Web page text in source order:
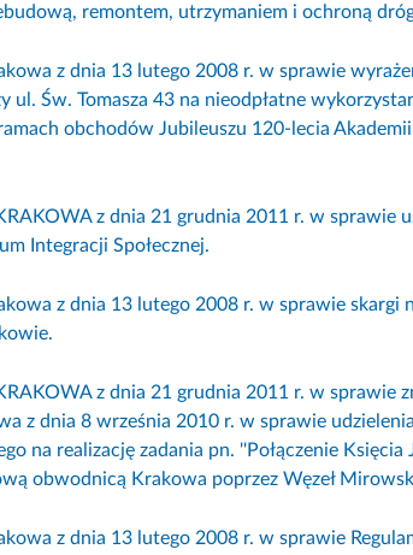
remontem, utrzymaniem i ochroną
z dnia 13 lutego 2008 r. w sprawie
Św. Tomasza 43 na nieodpłatne
obchodów Jubileuszu 120-lecia
z dnia 21 grudnia 2011 r. w sprawie
Integracji Społecznej.
z dnia 13 lutego 2008 r. w sprawie skargi
z dnia 21 grudnia 2011 r. w sprawie
z dnia 8 września 2010 r. w sprawie
na realizację zadania pn. ''Połączenie Księcia
obwodnicą Krakowa poprzez Węzeł
z dnia 13 lutego 2008 r. w sprawie